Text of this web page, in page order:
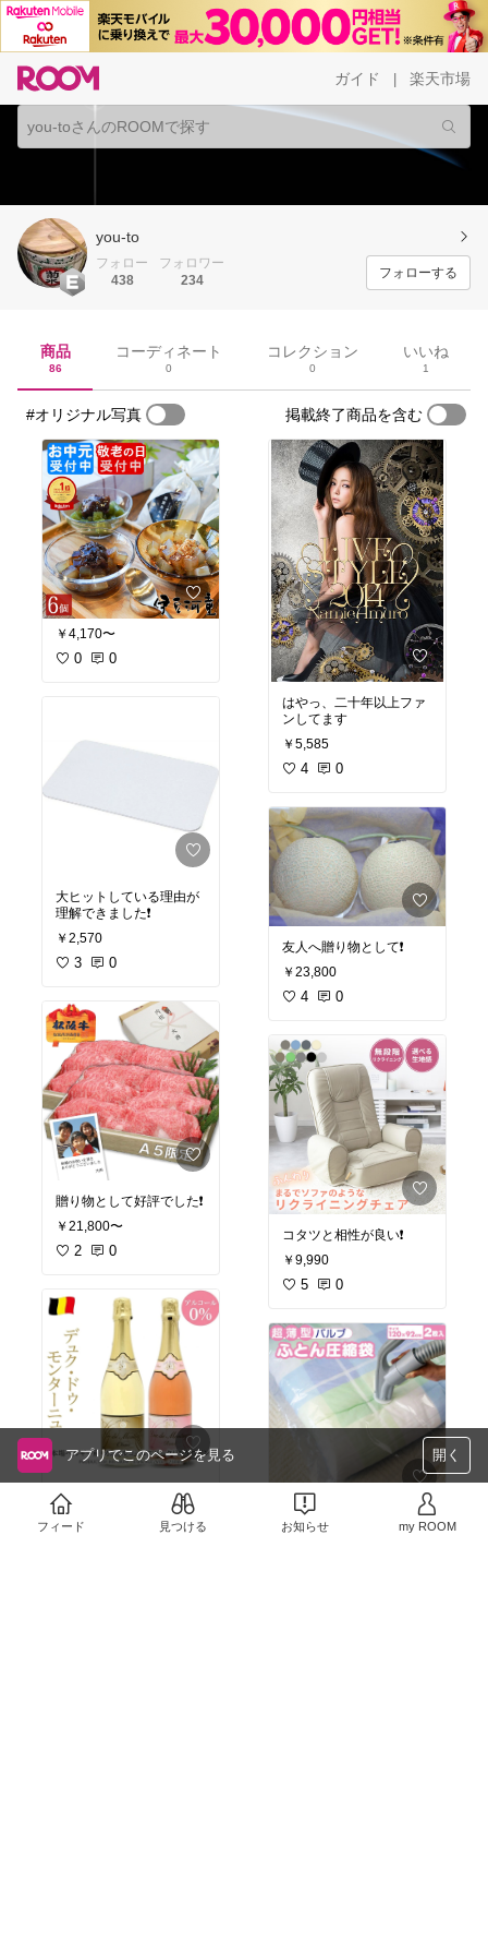
ガイド 楽天市場
you-to
フォロー
438
フォロワー
234
フォローする
商品
86
コーディネート
0
コレクション
0
いいね
1
#オリジナル写真 掲載終了商品を含む
￥4,170〜
0 0
大ヒットしている理由が
理解できました❗️
￥2,570
3 0
贈り物として好評でした❗️
￥21,800〜
2 0
妻への贈り物
￥3,240〜
はやっ、二十年以上ファ
ンしてます
￥5,585
4 0
友人へ贈り物として❗️
￥23,800
4 0
コタツと相性が良い❗️
￥9,990
5 0
結構丈夫❗️
アプリでこのページを見る 開く
フィード 見つける お知らせ my ROOM